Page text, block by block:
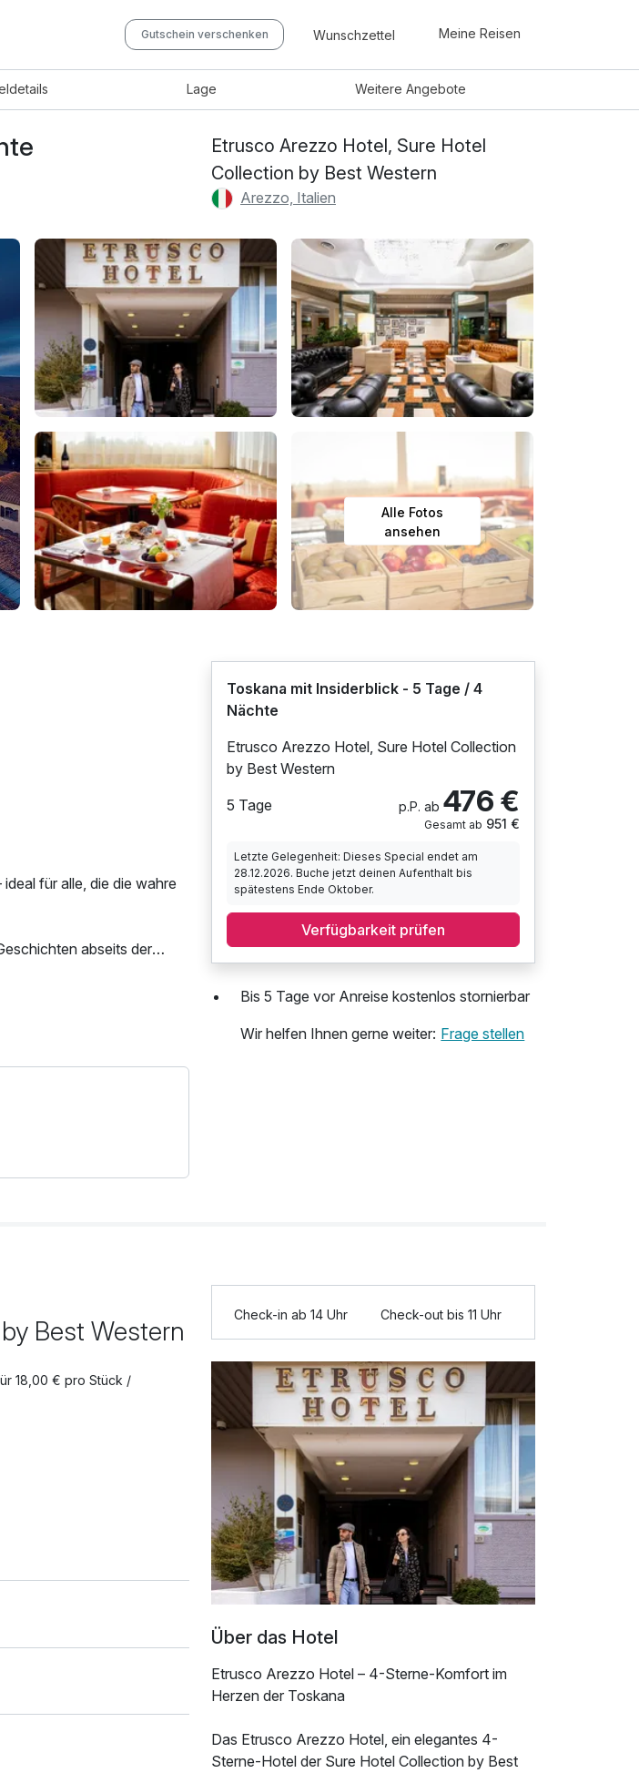
Gutschein verschenken Wunschzettel Meine Reisen
details Lage WeitereAngebote
Etrusco Arezzo Hotel, Sure Hotel
Collection by Best Western
Arezzo, Italien
Alle Fotos
ansehen
für alle, die die wahre
abseits der
Toskana mit Insiderblick - 5 Tage / 4
Nächte
Etrusco Arezzo Hotel, Sure Hotel Collection
by Best Western
5 Tage
p.P. ab 476 €
Gesamt ab 951 €
Letzte Gelegenheit: Dieses Special endet am
28.12.2026. Buche jetzt deinen Aufenthalt bis
spätestens Ende Oktober.
Verfügbarkeit prüfen
Bis 5 Tage vor Anreise kostenlos stornierbar
Wir helfen Ihnen gerne weiter: Frage stellen
Best Western
18,00 € pro Stück /
Check-in ab 14 Uhr Check-out bis 11 Uhr
Über das Hotel
Etrusco Arezzo Hotel – 4-Sterne-Komfort im
Herzen der Toskana
Das Etrusco Arezzo Hotel, ein elegantes 4-
Sterne-Hotel der Sure Hotel Collection by Best